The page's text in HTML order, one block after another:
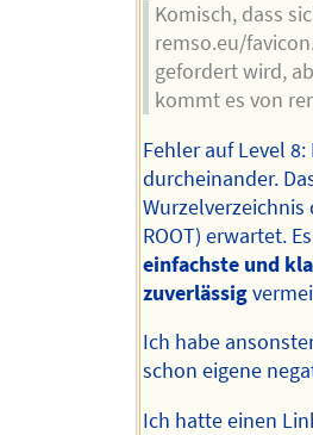
Komisch, dass
remso.eu/
gefordert wird,
kommt es von
Fehler auf Level
durcheinander.
Wurzelverzeichnis
ROOT) erwartet. Es
einfachste und
zuverlässig
Ich habe
schon eigene
Ich hatte einen